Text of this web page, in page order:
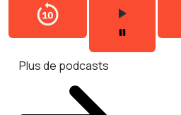
Plus de podcasts